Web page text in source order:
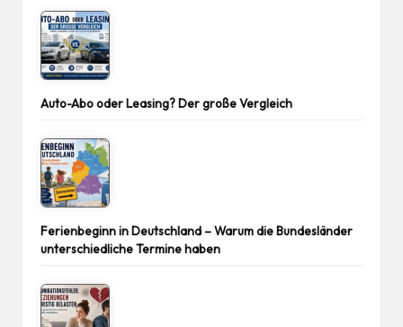
Auto-Abo oder Leasing? Der große Vergleich
Ferienbeginn in Deutschland – Warum die Bundesländer
unterschiedliche Termine haben